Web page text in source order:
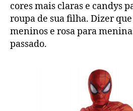
cores mais claras e candys
roupa de sua filha. Dizer
meninos e rosa para
passado.